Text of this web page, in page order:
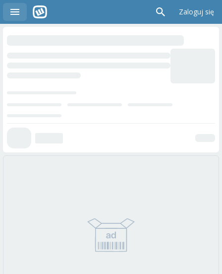
Zaloguj się